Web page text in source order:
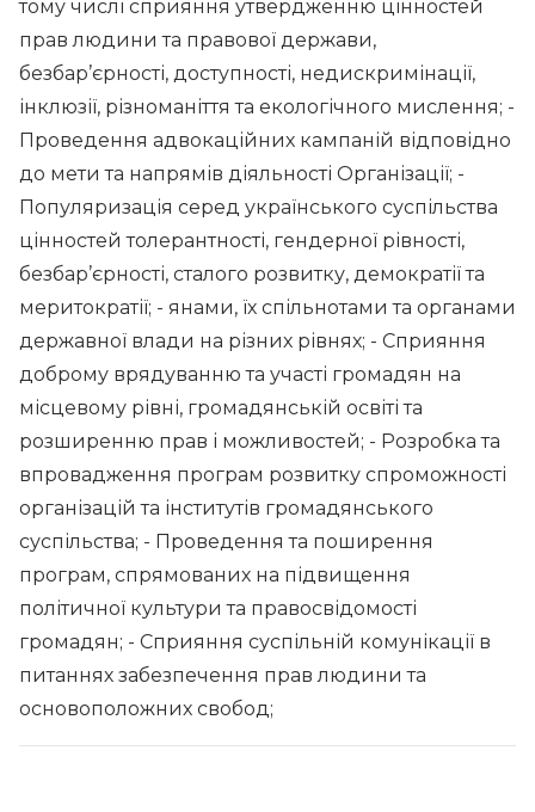
тому числі сприяння утвердженню цінностей
прав людини та правової держави,
безбар’єрності, доступності, недискримінації,
інклюзії, різноманіття та екологічного мислення; -
Проведення адвокаційних кампаній відповідно
до мети та напрямів діяльності Організації; -
Популяризація серед українського суспільства
цінностей толерантності, гендерної рівності,
безбар’єрності, сталого розвитку, демократії та
меритократії; - янами, їх спільнотами та органами
державної влади на різних рівнях; - Сприяння
доброму врядуванню та участі громадян на
місцевому рівні, громадянській освіті та
розширенню прав і можливостей; - Розробка та
впровадження програм розвитку спроможності
організацій та інститутів громадянського
суспільства; - Проведення та поширення
програм, спрямованих на підвищення
політичної культури та правосвідомості
громадян; - Сприяння суспільній комунікації в
питаннях забезпечення прав людини та
основоположних свобод;